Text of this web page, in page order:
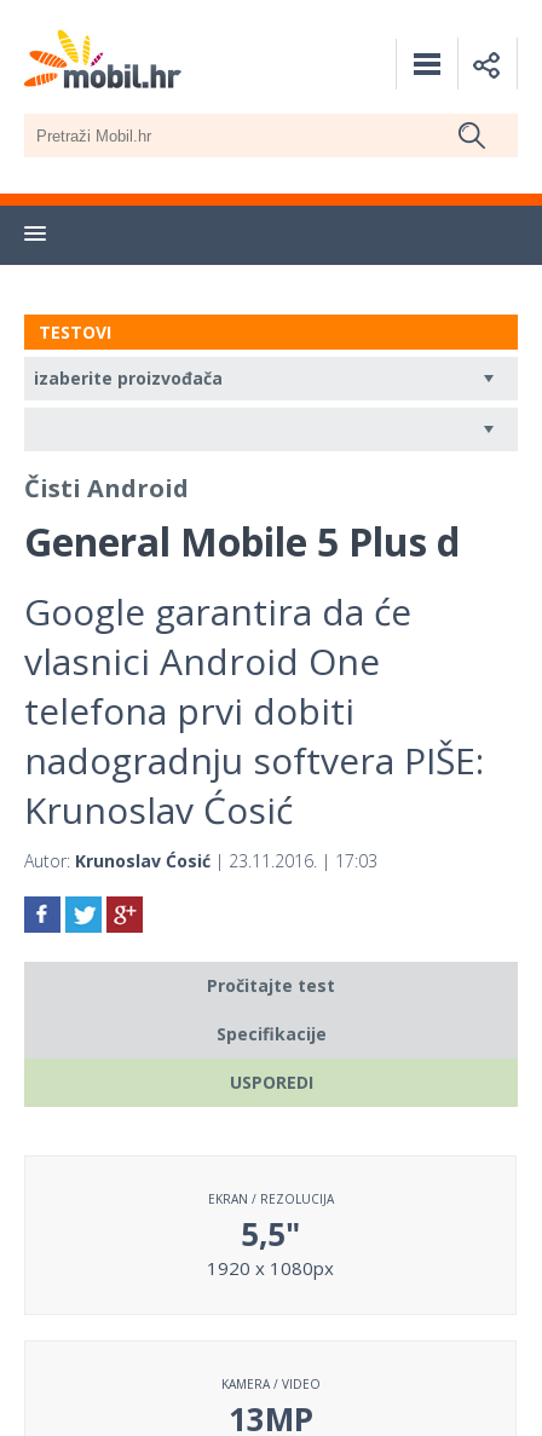
TESTOVI
Čisti Android
General Mobile 5 Plus d
Google garantira da će
vlasnici Android One
telefona prvi dobiti
nadogradnju softvera PIŠE:
Krunoslav Ćosić
Autor: Krunoslav Ćosić | 23.11.2016. | 17:03
Pročitajte test
Specifikacije
USPOREDI
EKRAN / REZOLUCIJA
5,5"
1920 x 1080px
KAMERA / VIDEO
13MP